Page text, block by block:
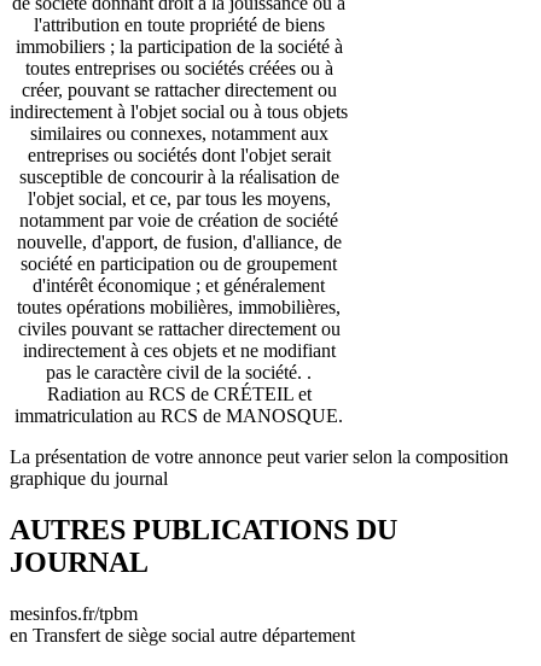
l'attribution en toute propriété de biens
immobiliers ; la participation de la société à
toutes entreprises ou sociétés créées ou à
créer, pouvant se rattacher directement ou
indirectement à l'objet social ou à tous objets
similaires ou connexes, notamment aux
entreprises ou sociétés dont l'objet serait
susceptible de concourir à la réalisation de
l'objet social, et ce, par tous les moyens,
notamment par voie de création de société
nouvelle, d'apport, de fusion, d'alliance, de
société en participation ou de groupement
d'intérêt économique ; et généralement
toutes opérations mobilières, immobilières,
civiles pouvant se rattacher directement ou
indirectement à ces objets et ne modifiant
pas le caractère civil de la société. .
Radiation au RCS de CRÉTEIL et
immatriculation au RCS de MANOSQUE.
La présentation de votre annonce peut varier selon la composition
graphique du journal
AUTRES PUBLICATIONS DU
JOURNAL
mesinfos.fr/tpbm
en Transfert de siège social autre département